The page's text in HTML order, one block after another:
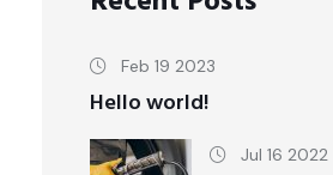
Feb 19 2023
Hello world!
Jul 16 2022